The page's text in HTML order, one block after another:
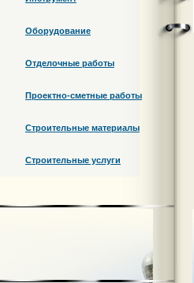
Оборудование
Отделочные работы
Проектно-сметные работы
Строительные материалы
Строительные услуги